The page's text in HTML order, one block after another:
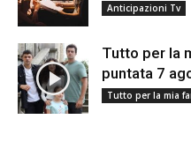
Anticipazioni Tv
Tutto per la
puntata 7
Tutto per la mia